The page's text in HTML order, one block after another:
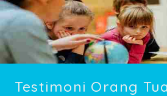
Testimoni Orang Tua